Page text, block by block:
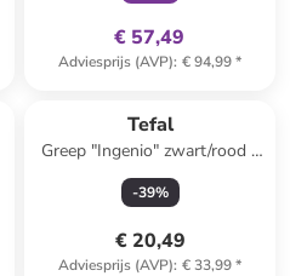
€ 57,49
Adviesprijs (AVP): € 94,99*
Tefal
Greep "Ingenio" zwart/rood -
(L)27 cm
-39%
€ 20,49
Adviesprijs (AVP): € 33,99*